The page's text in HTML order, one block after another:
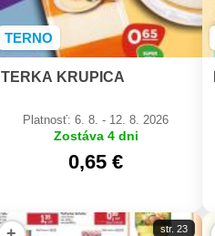
TERNO
TERKA KRUPICA
Platnosť: 6. 8. - 12. 8. 2026
Zostáva 4 dni
0,65 €
str. 23